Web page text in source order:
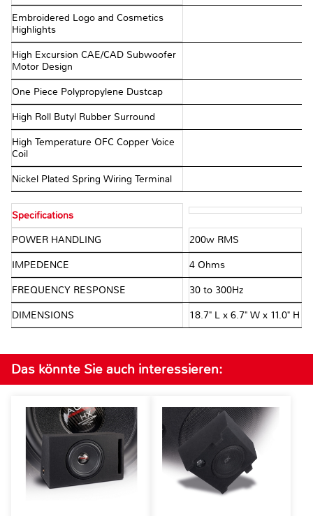
Embroidered Logo and Cosmetics
Highlights
High Excursion CAE/CAD Subwoofer
Motor Design
One Piece Polypropylene Dustcap
High Roll Butyl Rubber Surround
High Temperature OFC Copper Voice
Coil
Nickel Plated Spring Wiring Terminal
Specifications
POWER HANDLING 200w RMS
IMPEDENCE 4 Ohms
FREQUENCY RESPONSE 30 to 300Hz
DIMENSIONS 18.7" L x 6.7" W x 11.0" H
Das könnte Sie auch interessieren: